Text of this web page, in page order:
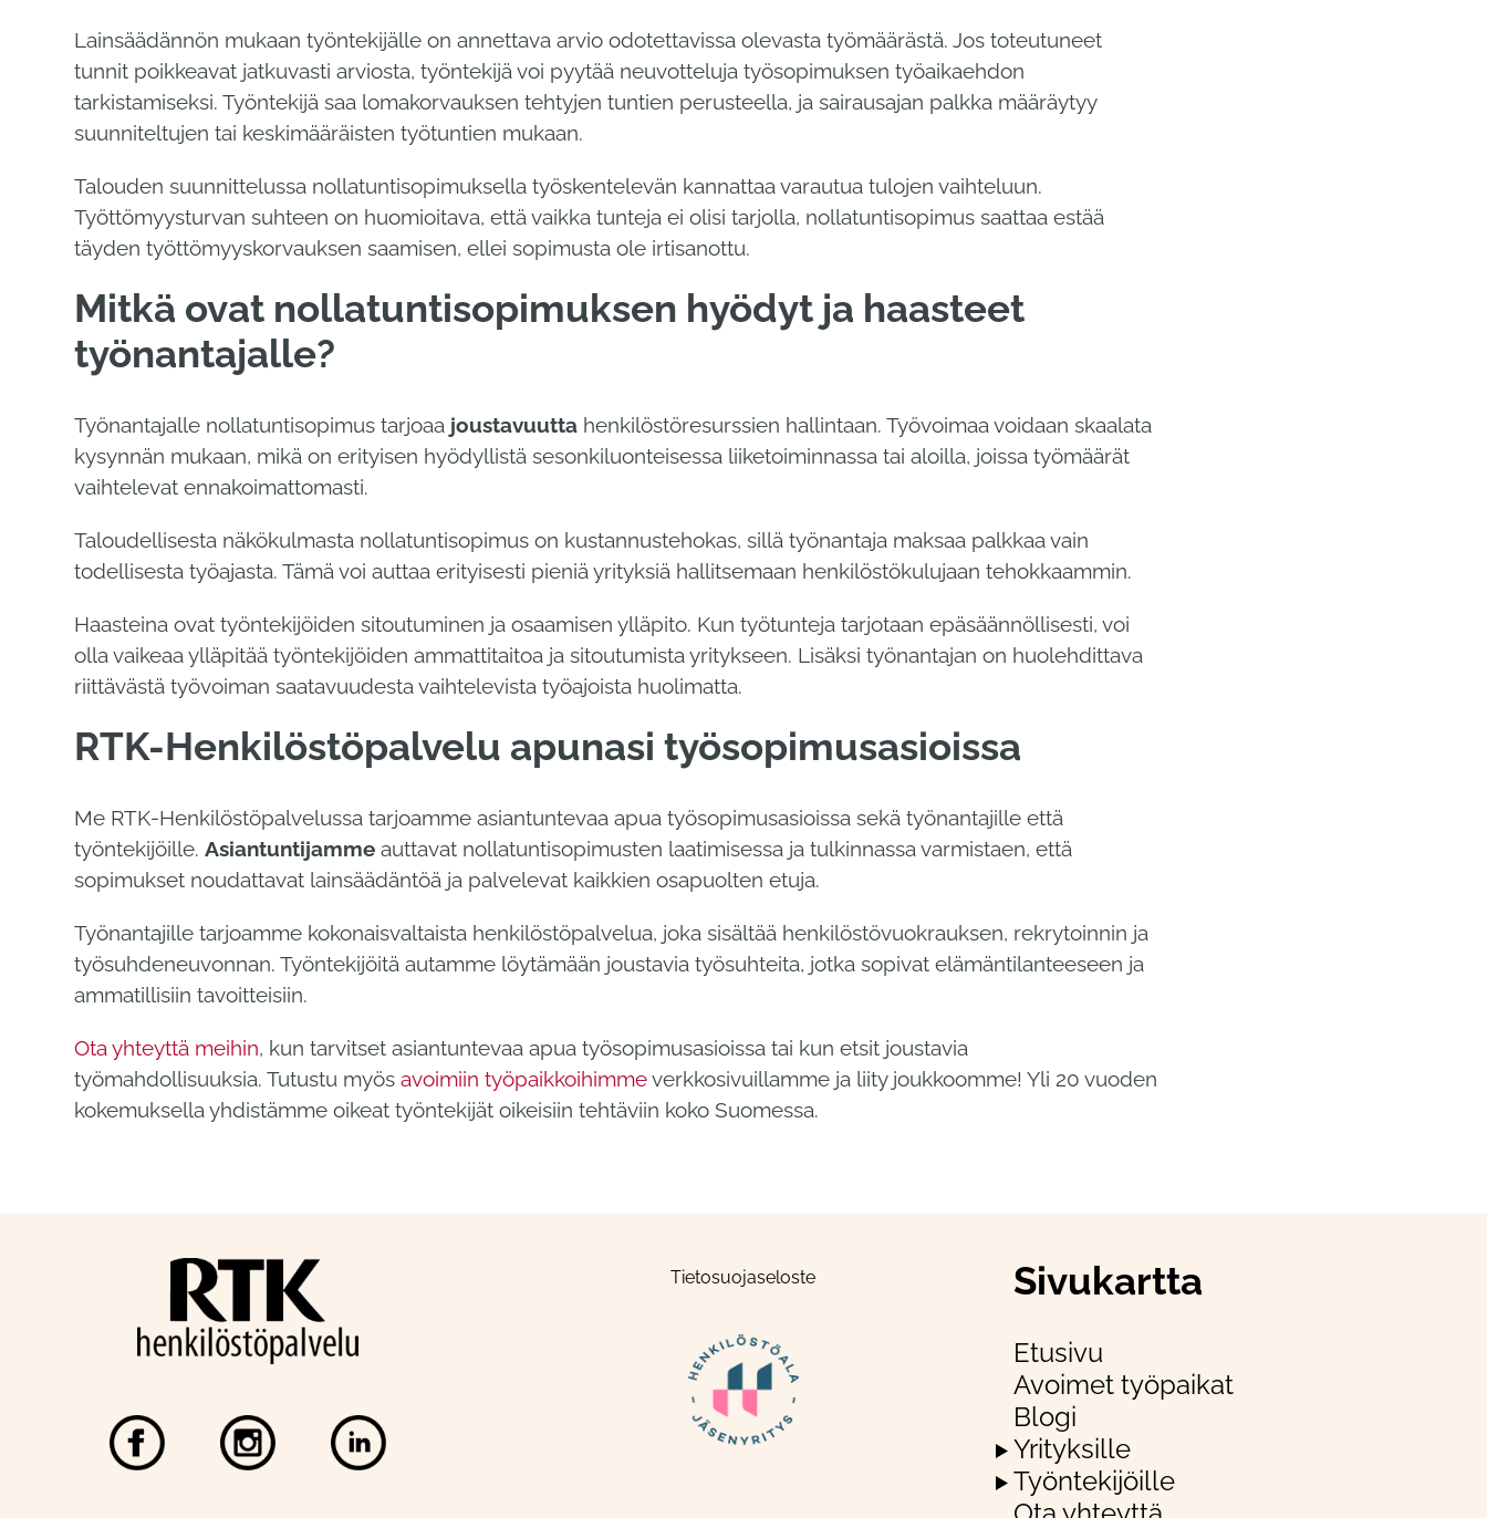
Lainsäädännön mukaan työntekijälle on annettava arvio odotettavissa olevasta työmäärästä. Jos toteutuneet
tunnit poikkeavat jatkuvasti arviosta, työntekijä voi pyytää neuvotteluja työsopimuksen työaikaehdon
tarkistamiseksi. Työntekijä saa lomakorvauksen tehtyjen tuntien perusteella, ja sairausajan palkka määräytyy
suunniteltujen tai keskimääräisten työtuntien mukaan.
Talouden suunnittelussa nollatuntisopimuksella työskentelevän kannattaa varautua tulojen vaihteluun.
Työttömyysturvan suhteen on huomioitava, että vaikka tunteja ei olisi tarjolla, nollatuntisopimus saattaa estää
täyden työttömyyskorvauksen saamisen, ellei sopimusta ole irtisanottu.
Mitkä ovat nollatuntisopimuksen hyödyt ja haasteet
työnantajalle?
Työnantajalle nollatuntisopimus tarjoaa joustavuutta henkilöstöresurssien hallintaan. Työvoimaa voidaan skaalata
kysynnän mukaan, mikä on erityisen hyödyllistä sesonkiluonteisessa liiketoiminnassa tai aloilla, joissa työmäärät
vaihtelevat ennakoimattomasti.
Taloudellisesta näkökulmasta nollatuntisopimus on kustannustehokas, sillä työnantaja maksaa palkkaa vain
todellisesta työajasta. Tämä voi auttaa erityisesti pieniä yrityksiä hallitsemaan henkilöstökulujaan tehokkaammin.
Haasteina ovat työntekijöiden sitoutuminen ja osaamisen ylläpito. Kun työtunteja tarjotaan epäsäännöllisesti, voi
olla vaikeaa ylläpitää työntekijöiden ammattitaitoa ja sitoutumista yritykseen. Lisäksi työnantajan on huolehdittava
riittävästä työvoiman saatavuudesta vaihtelevista työajoista huolimatta.
RTK-Henkilöstöpalvelu apunasi työsopimusasioissa
Me RTK-Henkilöstöpalvelussa tarjoamme asiantuntevaa apua työsopimusasioissa sekä työnantajille että
työntekijöille.Asiantuntijamme auttavat nollatuntisopimusten laatimisessa ja tulkinnassa varmistaen, että
sopimukset noudattavat lainsäädäntöä ja palvelevat kaikkien osapuolten etuja.
Työnantajille tarjoamme kokonaisvaltaista henkilöstöpalvelua, joka sisältää henkilöstövuokrauksen, rekrytoinnin ja
työsuhdeneuvonnan. Työntekijöitä autamme löytämään joustavia työsuhteita, jotka sopivat elämäntilanteeseen ja
ammatillisiin tavoitteisiin.
Ota yhteyttä meihin, kun tarvitset asiantuntevaa apua työsopimusasioissa tai kun etsit joustavia
työmahdollisuuksia. Tutustu myösavoimiin työpaikkoihimmeverkkosivuillamme ja liity joukkoomme! Yli 20 vuoden
kokemuksella yhdistämme oikeat työntekijät oikeisiin tehtäviin koko Suomessa.
Tietosuojaseloste Sivukartta
Etusivu
Avoimet työpaikat
Blogi
Yrityksille
Työntekijöille